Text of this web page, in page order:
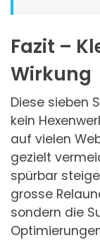
Fazit –
Wirkung
Diese sieben
kein
auf vielen
gezielt
spürbar
grosse
sondern die